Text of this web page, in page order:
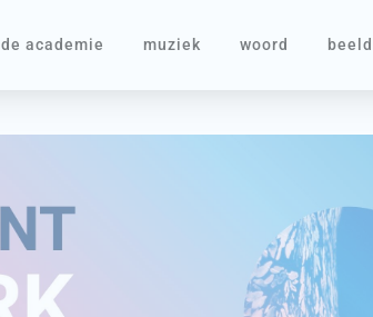
de academie muziek woord beeld